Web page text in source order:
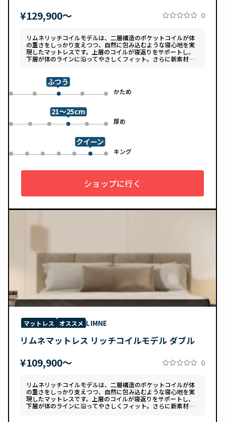
¥129,900〜 0
リムネリッチコイルモデルは、二層構造のポケットコイルが体
の重さをしっかり支えつつ、自然に包み込むような寝心地を実
現したマットレスです。上層のコイルが寝返りをサポートし、
下層が体のラインに沿ってやさしくフィット。さらに新素材
ンで、カバーは自宅で洗濯可能。清潔さと快適さの両方を追求
した一枚です。
0 1 2
ふつう
3 かため
4
0 1 2 3
21～25cm
4 厚め
5
0 1 2 3 4 5
クイーン
キング
6
ショップに行く
マットレス オススメ LIMNE
リムネマットレス リッチコイルモデル ダブル
¥109,900〜 0
リムネリッチコイルモデルは、二層構造のポケットコイルが体
の重さをしっかり支えつつ、自然に包み込むような寝心地を実
現したマットレスです。上層のコイルが寝返りをサポートし、
下層が体のラインに沿ってやさしくフィット。さらに新素材